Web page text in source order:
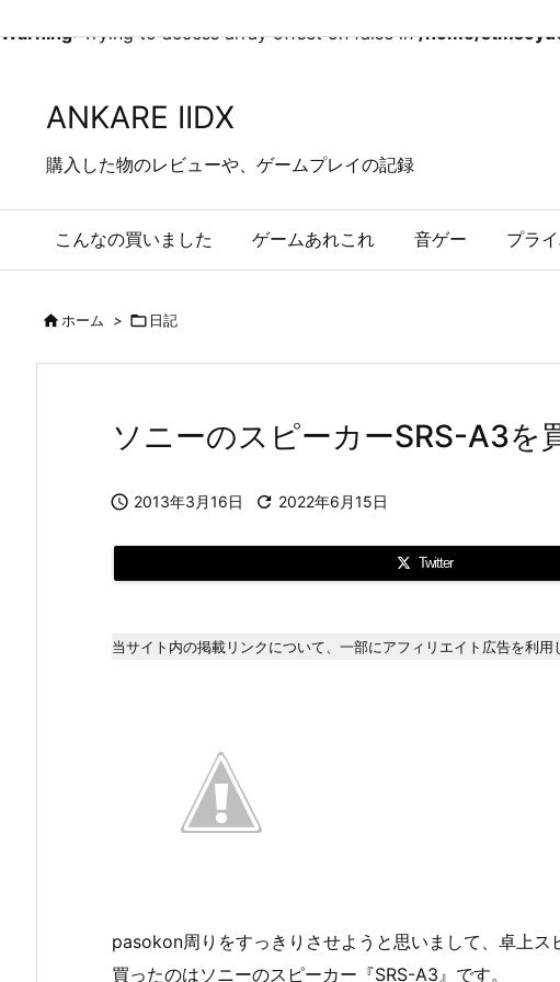
Warning: Trying to access array offset on false in/home/
ANKARE IIDX
購入した物のレビューや、ゲームプレイの記録
こんなの買いました ゲームあれこれ 音ゲー プラ
ホーム >  日記
ソニーのスピーカーSRS-A3を
 2013年3月16日  2022年6月15日
Twitter
当サイト内の掲載リンクについて、一部にアフィリエイト広告を利
pasokon周りをすっきりさせようと思いまして、卓上ス
買ったのはソニーのスピーカー『SRS-A3』です。